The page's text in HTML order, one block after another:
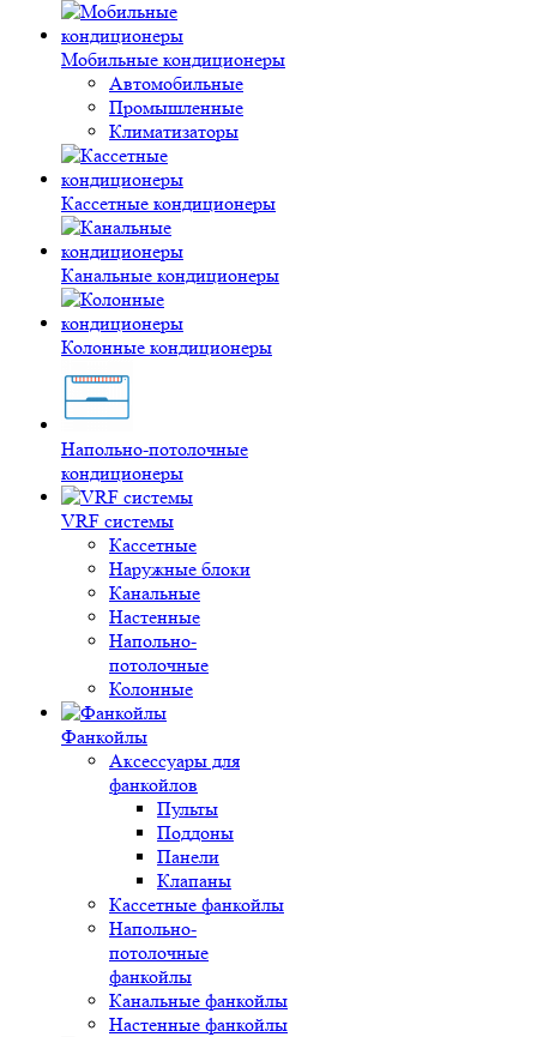
Мобильные кондиционеры
Автомобильные
Промышленные
Климатизаторы
Кассетные кондиционеры
Канальные кондиционеры
Колонные кондиционеры
Напольно-потолочные
кондиционеры
VRF системы
Кассетные
Наружные блоки
Канальные
Настенные
Напольно-
потолочные
Колонные
Фанкойлы
Аксессуары для
фанкойлов
Пульты
Поддоны
Панели
Клапаны
Кассетные фанкойлы
Напольно-
потолочные
фанкойлы
Канальные фанкойлы
Настенные фанкойлы